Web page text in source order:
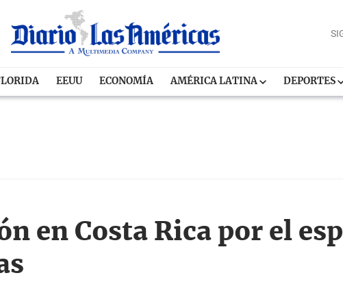
EEUU ECONOMÍA AMÉRICA LATINA DEPORTES
en Costa Rica por el